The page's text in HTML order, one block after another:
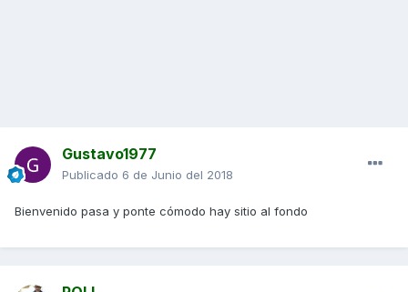
Gustavo1977
Publicado 6 de Junio del 2018
Bienvenido pasa y ponte cómodo hay sitio al fondo